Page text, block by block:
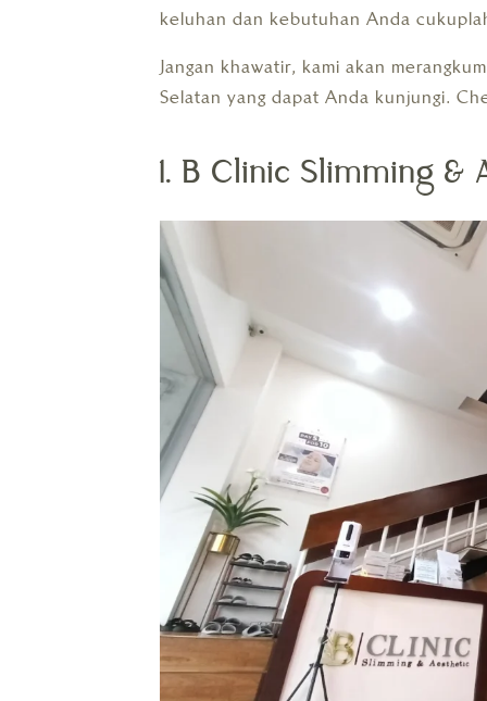
keluhan dan kebutuhan Anda
Jangan khawatir, kami akan
Selatan yang dapat Anda kunjungi.
1. B Clinic Slimming &